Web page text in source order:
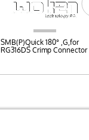
SMB(P)Quick 180° ,G,for
RG316DS Crimp Connector